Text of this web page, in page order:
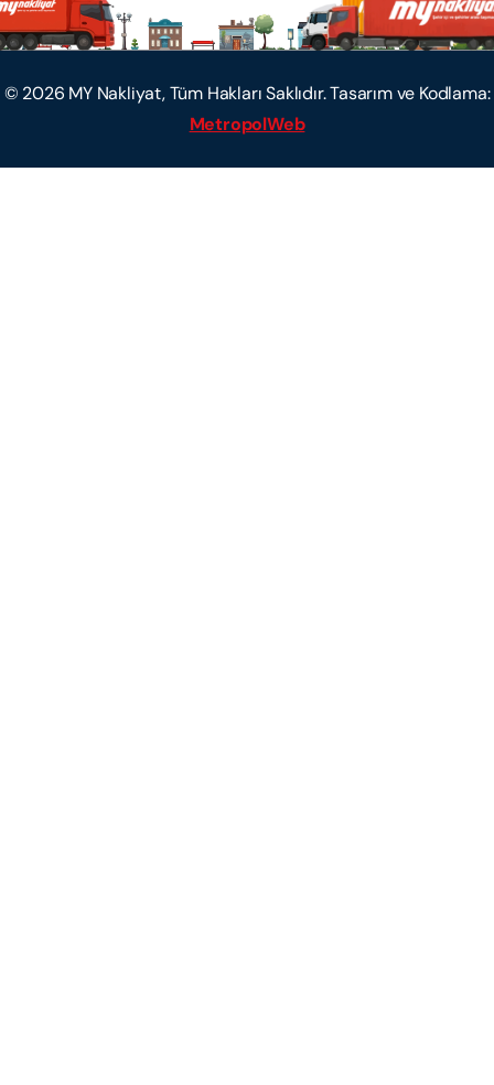
© 2026 MY Nakliyat, Tüm Hakları Saklıdır. Tasarım ve Kodlama:
MetropolWeb